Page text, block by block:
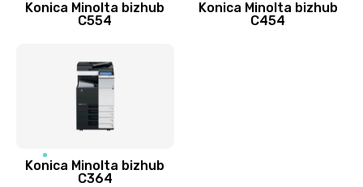
Konica Minolta bizhub
C554
Konica Minolta bizhub
C454
Konica Minolta bizhub
C364